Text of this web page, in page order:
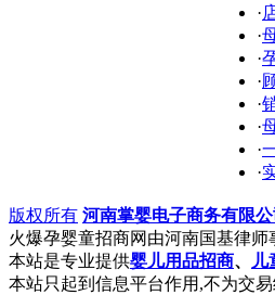
·
·
·
·
·
·
·
·
版权所有 河南掌婴电子商务有限公
火爆孕婴童招商网由河南国基律
本站是专业提供婴儿用品招商、 儿
本站只起到信息平台作用,不为交